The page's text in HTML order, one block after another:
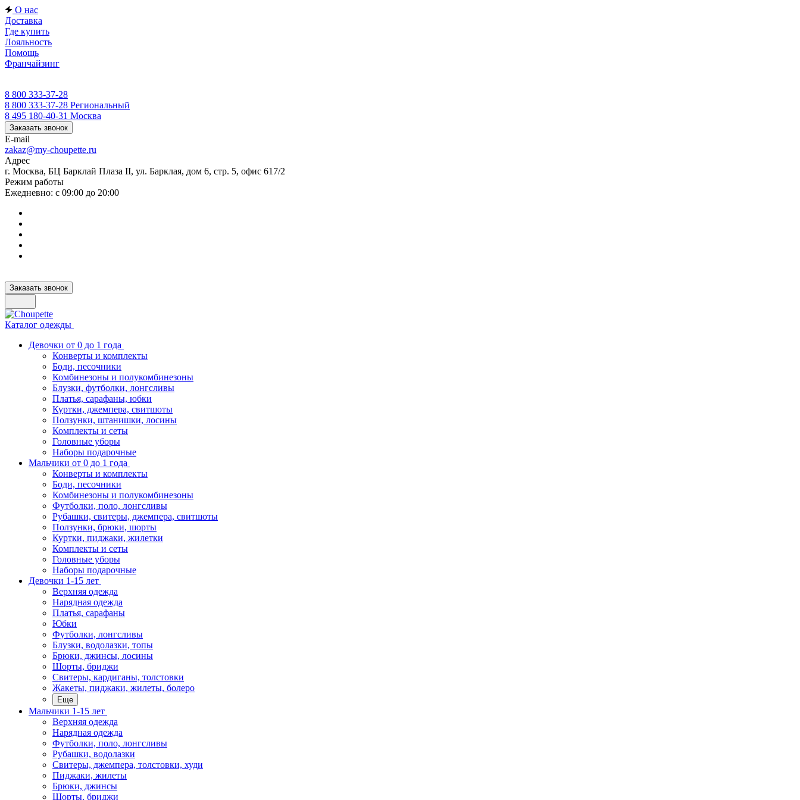
О нас
Доставка
Где купить
Лояльность
Помощь
Франчайзинг
8 800 333-37-28
8 800 333-37-28 Региональный
8 495 180-40-31 Москва
Заказать звонок
E-mail
zakaz@my-choupette.ru
Адрес
г. Москва, БЦ Барклай Плаза II, ул. Барклая, дом 6, стр. 5, офис 617/2
Режим работы
Ежедневно: с 09:00 до 20:00
Заказать звонок
Каталог одежды
Девочки от 0 до 1 года
Конверты и комплекты
Боди, песочники
Комбинезоны и полукомбинезоны
Блузки, футболки, лонгсливы
Платья, сарафаны, юбки
Куртки, джемпера, свитшоты
Ползунки, штанишки, лосины
Комплекты и сеты
Головные уборы
Наборы подарочные
Мальчики от 0 до 1 года
Конверты и комплекты
Боди, песочники
Комбинезоны и полукомбинезоны
Футболки, поло, лонгсливы
Рубашки, свитеры, джемпера, свитшоты
Ползунки, брюки, шорты
Куртки, пиджаки, жилетки
Комплекты и сеты
Головные уборы
Наборы подарочные
Девочки 1-15 лет
Верхняя одежда
Нарядная одежда
Платья, сарафаны
Юбки
Футболки, лонгсливы
Блузки, водолазки, топы
Брюки, джинсы, лосины
Шорты, бриджи
Свитеры, кардиганы, толстовки
Жакеты, пиджаки, жилеты, болеро
Еще
Мальчики 1-15 лет
Верхняя одежда
Нарядная одежда
Футболки, поло, лонгсливы
Рубашки, водолазки
Свитеры, джемпера, толстовки, худи
Пиджаки, жилеты
Брюки, джинсы
Шорты, бриджи